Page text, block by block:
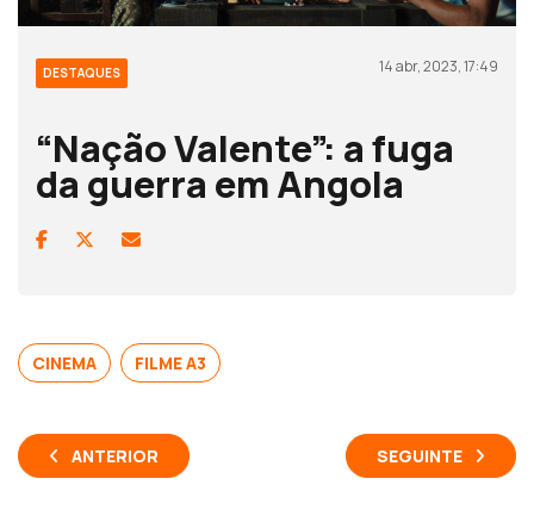
DESTAQUES 14 abr, 2023, 17:49
“Nação Valente”: a fuga
da guerra em Angola
CINEMA FILME A3
ANTERIOR SEGUINTE